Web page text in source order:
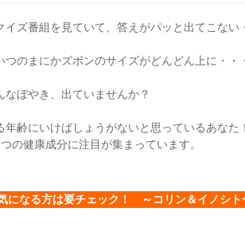
イズ番組を見ていて、答えがパッと出てこない
つのまにかズボンのサイズがどんどん上に・・
なぼやき、出ていませんか？
年齢にいけばしょうがないと思っているあなた
の健康成分に注目が集まっています。
になる方は要チェック！ ～コリン＆イノシト